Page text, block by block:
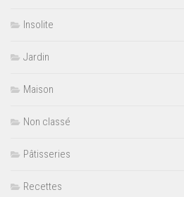
Insolite
Jardin
Maison
Non classé
Pâtisseries
Recettes